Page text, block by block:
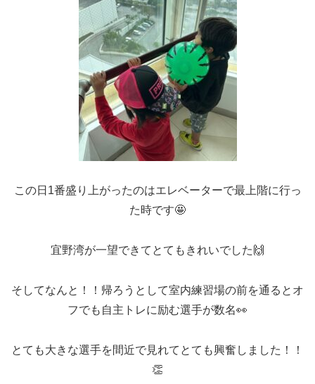
この日1番盛り上がったのはエレベーターで最上階に行っ
た時です🤩
宜野湾が一望できてとてもきれいでした🙌
そしてなんと！！帰ろうとして室内練習場の前を通るとオ
フでも自主トレに励む選手が数名👀
とても大きな選手を間近で見れてとても興奮しました！！
👏